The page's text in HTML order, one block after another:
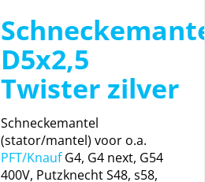
Schneckemantel
D5x2,5
Twister zilver
Schneckemantel
(stator/mantel) voor o.a.
PFT/KnaufG4, G4 next, G54
400V, Putzknecht S48, s58,